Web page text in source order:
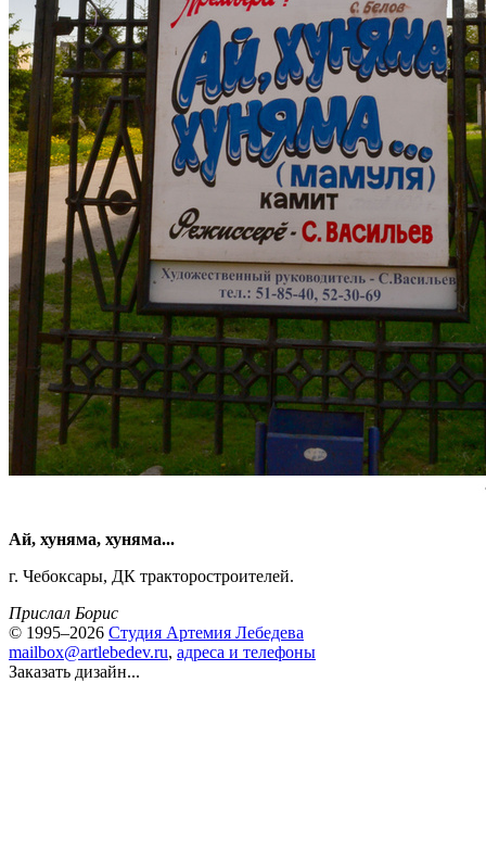
Ай, хуняма, хуняма...
г. Чебоксары, ДК тракторостроителей.
Прислал Борис
© 1995–2026 Студия Артемия Лебедева
mailbox@artlebedev.ru, адреса и телефоны
Заказать дизайн...